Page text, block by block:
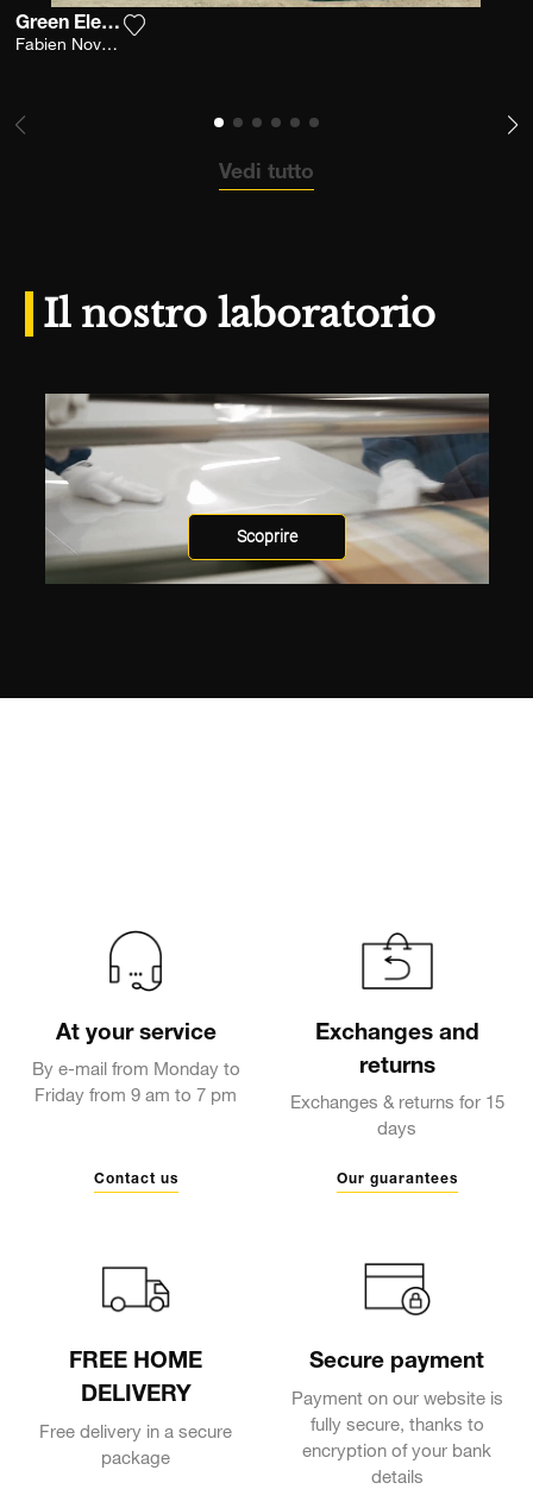
Green Elegance
Fabien Novarino
Vedi tutto
Il nostro laboratorio
Scoprire
At your service
By e-mail from Monday to
Friday from 9 am to 7 pm
Contact us
Exchanges and
returns
Exchanges & returns for 15
days
Our guarantees
FREE HOME
DELIVERY
Free delivery in a secure
package
Secure payment
Payment on our website is
fully secure, thanks to
encryption of your bank
details